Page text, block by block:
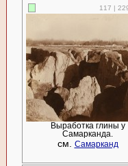
117 |
Выработка глины у
Самарканда.
см. Самарканд